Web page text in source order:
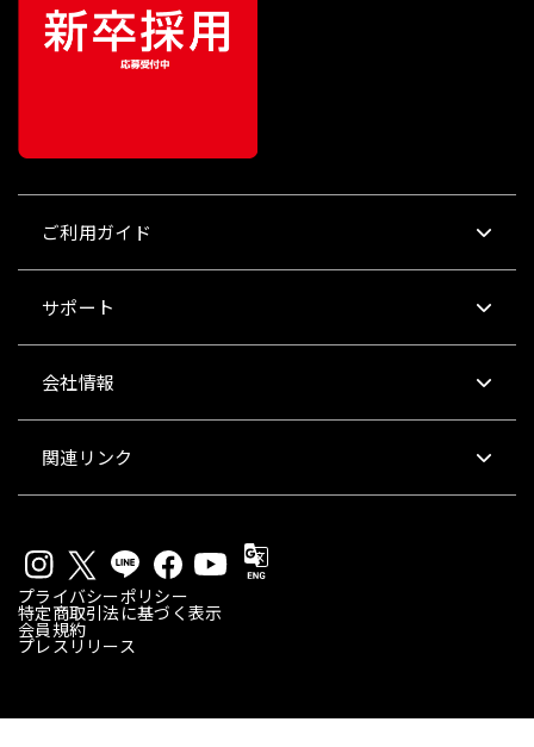
ご利用ガイド
サポート
会社情報
関連リンク
プライバシーポリシー
特定商取引法に基づく表示
会員規約
プレスリリース